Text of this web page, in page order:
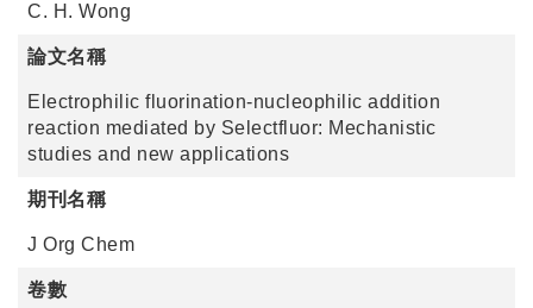
C. H. Wong
論文名稱
Electrophilic fluorination-nucleophilic addition
reaction mediated by Selectfluor: Mechanistic
studies and new applications
期刊名稱
J Org Chem
卷數